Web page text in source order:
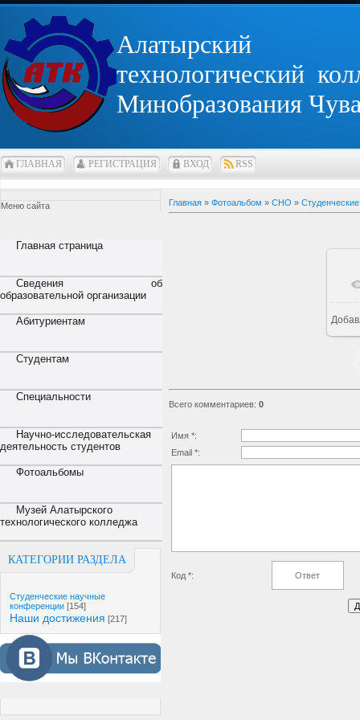
Алатырский
технологический
Минобразования
ГЛАВНАЯ РЕГИСТРАЦИЯ ВХОД RSS
Меню сайта
Главная страница
Сведения об
образовательной организации
Абитуриентам
Студентам
Специальности
Научно-исследовательская
деятельность студентов
Фотоальбомы
Музей Алатырского
технологического колледжа
КАТЕГОРИИ РАЗДЕЛА
Студенческие научные
конференции [154]
Наши достижения [217]
Главная » Фотоальбом » СНО »
Всего комментариев: 0
Имя *:
Email *:
Код *: